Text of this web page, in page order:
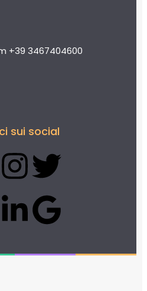
+39 3467404600
sui social